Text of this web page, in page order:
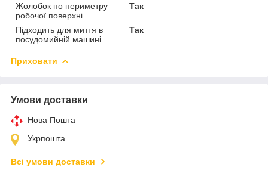
Жолобок по периметру
робочої поверхні
Так
Підходить для миття в
посудомийній машині
Так
Приховати
Умови доставки
Нова Пошта
Укрпошта
Всі умови доставки